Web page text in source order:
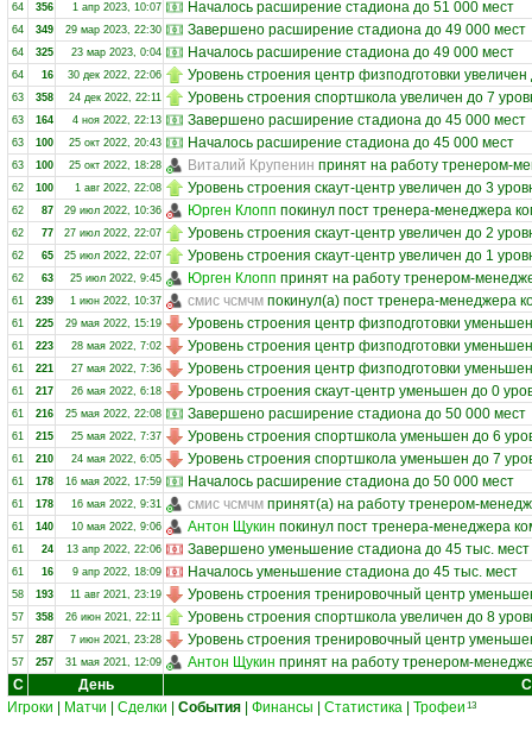
64 356 1 апр 2023, 10:07 Началось расширение стадиона до 51 000 мест
64 349 29 мар 2023, 22:30 Завершено расширение стадиона до 49 000 мест
64 325 23 мар 2023, 0:04 Началось расширение стадиона до 49 000 мест
64 16 30 дек 2022, 22:06 Уровень строения центр физподготовки увеличен
63 358 24 дек 2022, 22:11 Уровень строения спортшкола увеличен до 7
63 164 4 ноя 2022, 22:13 Завершено расширение стадиона до 45 000 мест
63 100 25 окт 2022, 20:43 Началось расширение стадиона до 45 000 мест
63 100 25 окт 2022, 18:28 Виталий Крупенин принят на работу тренером-
62 100 1 авг 2022, 22:08 Уровень строения скаут-центр увеличен до 3
62 87 29 июл 2022, 10:36 Юрген Клопп покинул пост тренера-менеджера
62 77 27 июл 2022, 22:07 Уровень строения скаут-центр увеличен до 2
62 65 25 июл 2022, 22:07 Уровень строения скаут-центр увеличен до 1
62 63 25 июл 2022, 9:45 Юрген Клопп принят на работу тренером-
61 239 1 июн 2022, 10:37 смис чсмчм покинул(а) пост тренера-менеджера
61 225 29 мая 2022, 15:19 Уровень строения центр физподготовки
61 223 28 мая 2022, 7:02 Уровень строения центр физподготовки
61 221 27 мая 2022, 7:36 Уровень строения центр физподготовки
61 217 26 мая 2022, 6:18 Уровень строения скаут-центр уменьшен до 0
61 216 25 мая 2022, 22:08 Завершено расширение стадиона до 50 000 мест
61 215 25 мая 2022, 7:37 Уровень строения спортшкола уменьшен до 6
61 210 24 мая 2022, 6:05 Уровень строения спортшкола уменьшен до 7
61 178 16 мая 2022, 17:59 Началось расширение стадиона до 50 000 мест
61 178 16 мая 2022, 9:31 смис чсмчм принят(а) на работу тренером-
61 140 10 мая 2022, 9:06 Антон Щукин покинул пост тренера-менеджера
61 24 13 апр 2022, 22:06 Завершено уменьшение стадиона до 45 тыс. мест
61 16 9 апр 2022, 18:09 Началось уменьшение стадиона до 45 тыс. мест
58 193 11 авг 2021, 23:19 Уровень строения тренировочный центр
57 358 26 июн 2021, 22:11 Уровень строения спортшкола увеличен до 8
57 287 7 июн 2021, 23:28 Уровень строения тренировочный центр
57 257 31 мая 2021, 12:09 Антон Щукин принят на работу тренером-
С
День
Игроки
Матчи Сделки События Финансы Статистика Трофеи 13